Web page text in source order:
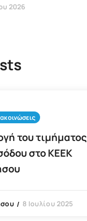
2026
του τιμήματος
στο ΚΕΕΚ
8 Ιουλίου 2025